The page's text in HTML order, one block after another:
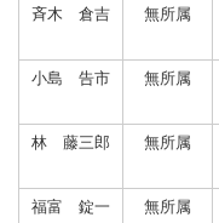
斉木 倉吉
無所属
小島 告市
無所属
林 藤三郎
無所属
福富 錠一
無所属